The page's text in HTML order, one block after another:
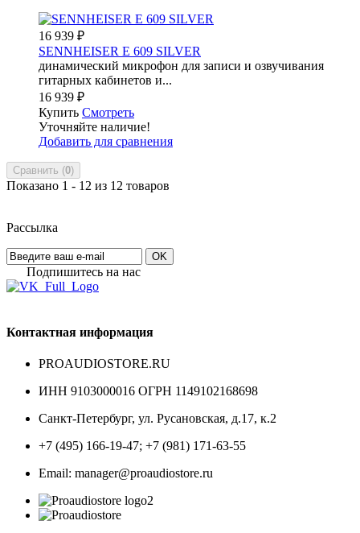
16 939 ₽
SENNHEISER E 609 SILVER
динамический микрофон для записи и озвучивания
гитарных кабинетов и...
16 939 ₽
Купить Смотреть
Уточняйте наличие!
Добавить для сравнения
Сравнить (0)
Показано 1 - 12 из 12 товаров
Рассылка
OK
Подпишитесь на наc
Контактная информация
PROAUDIOSTORE.RU
ИНН 9103000016 ОГРН 1149102168698
Санкт-Петербург, ул. Русановская, д.17, к.2
+7 (495) 166-19-47; +7 (981) 171-63-55
Email: manager@proaudiostore.ru